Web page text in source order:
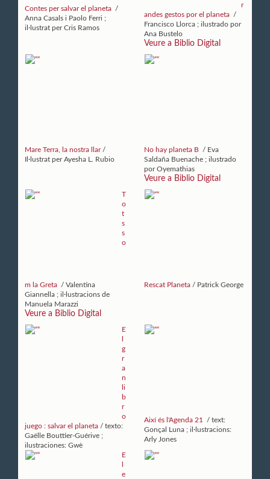
Contes per salvar el planeta /
Anna Casals i Paolo Ferri ;
il·lustrat per Cris Ramos
r
andes gestos por el planeta /
Francisco Llorca ; ilustrado por
Ana Bustelo
Veure a Biblio Digital
Mare Terra, la nostra llar /
Il·lustrat per Ayesha L. Rubio
No hay planeta B / Eva
Saldaña Buenache ; ilustrado
por Oyemathias
Veure a Biblio Digital
T
o
t
s
s
o
m la Greta / Valentina
Giannella ; il·lustracions de
Manuela Marazzi
Veure a Biblio Digital
Rescat Planeta / Patrick George
E
g
r
a
n
li
b
r
o
juego : salvar el planeta / texto:
Gaëlle Bouttier-Guérive ;
ilustraciones: Gwè
Així és l'Agenda 21
/ text:
Gonçal Luna ; il·lustracions:
Arly Jones
E
e